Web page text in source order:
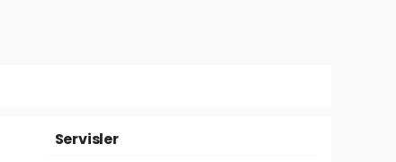
Servisler